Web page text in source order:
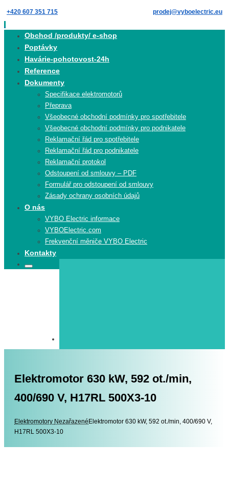
Skip
to
content
+420 607 351 715 prodej@vyboelectric.eu
Obchod /produkty/ e-shop
Poptávky
Havárie-pohotovost-24h
Reference
Dokumenty
Specifikace elektromotorů
Přeprava
Všeobecné obchodní podmínky pro spotřebitele
Všeobecné obchodní podmínky pro podnikatele
Reklamační řád pro spotřebitele
Reklamační řád pro podnikatele
Reklamační protokol
Odstoupení od smlouvy – PDF
Formulář pro odstoupení od smlouvy
Zásady ochrany osobních údajů
O nás
VYBO Electric informace
VYBOElectric.com
Frekvenční měniče VYBO Electric
Kontakty
Search
Search
Elektromotor 630 kW, 592 ot./min,
400/690 V, H17RL 500X3-10
Elektromotory Elektromotory
Nezařazené Elektromotor 630 kW, 592 ot./min, 400/690 V,
H17RL 500X3-10